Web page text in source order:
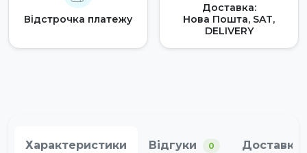
Відстрочка платежу
Доставка:
Нова Пошта, SAT,
DELIVERY
Характеристики Відгуки 0 Доставка